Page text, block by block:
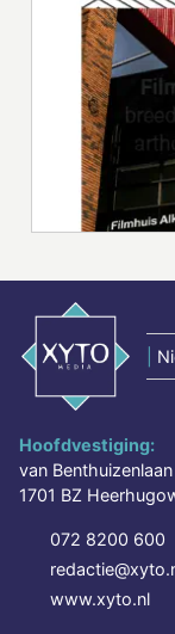
Hoofdvestiging:
van Benthuizenlaan
1701 BZ
072 8200 600
www.xyto.nl